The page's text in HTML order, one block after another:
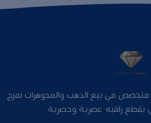
في بيع الذهب والمجوهرات نمزج
بقطع راقيه عصرية وحصرية